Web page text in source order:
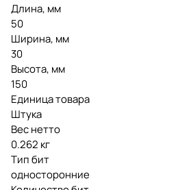
Длина, мм
50
Ширина, мм
30
Высота, мм
150
Единица товара
Штука
Вес нетто
0.262 кг
Тип бит
односторонние